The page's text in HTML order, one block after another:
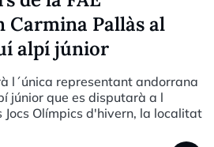
Carmina Pallàs al
alpí júnior
l´única representant andorrana
júnior que es disputarà a l
Jocs Olímpics d'hivern, la localitat